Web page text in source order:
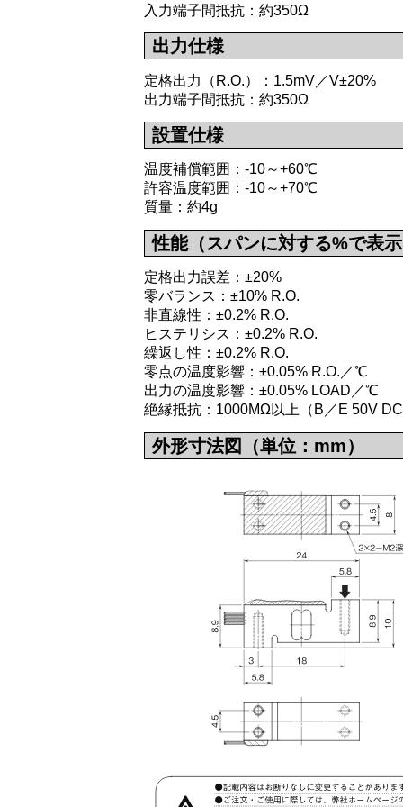
入力端子間抵抗：約350Ω
出力仕様
定格出力（R.O.）：1.5mV／V±20%
出力端子間抵抗：約350Ω
設置仕様
温度補償範囲：-10～+60℃
許容温度範囲：-10～+70℃
質量：約4g
性能（スパンに対する%で表
定格出力誤差：±20%
零バランス：±10% R.O.
非直線性：±0.2% R.O.
ヒステリシス：±0.2% R.O.
繰返し性：±0.2% R.O.
零点の温度影響：±0.05% R.O.／℃
出力の温度影響：±0.05% LOAD／℃
絶縁抵抗：1000MΩ以上（B／E 50V
外形寸法図（単位：mm）